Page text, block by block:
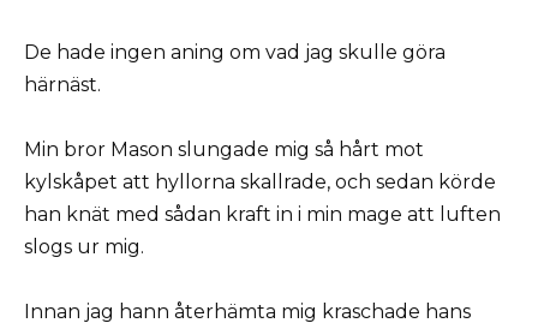
De hade ingen aning om vad jag skulle göra
härnäst.
Min bror Mason slungade mig så hårt mot
kylskåpet att hyllorna skallrade, och sedan körde
han knät med sådan kraft in i min mage att luften
slogs ur mig.
Innan jag hann återhämta mig kraschade hans